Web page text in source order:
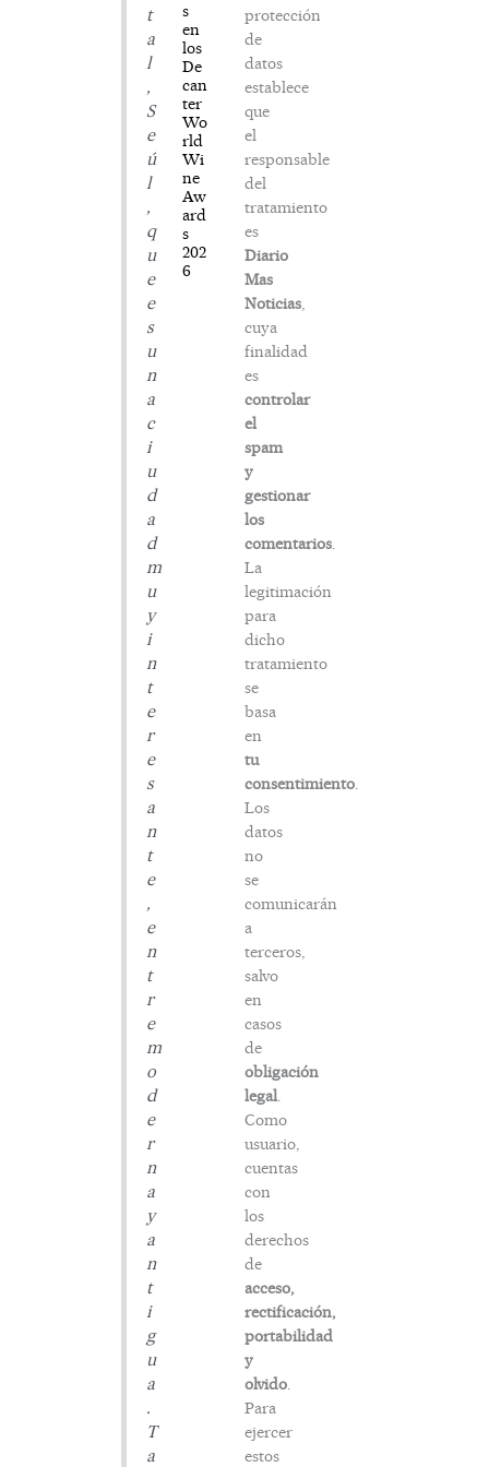
t
a
l
,
S
e
ú
l
,
q
u
e
e
s
u
n
a
c
i
u
d
a
d
m
u
y
i
n
t
e
r
e
s
a
n
t
e
,
e
n
t
r
e
m
o
d
e
r
n
a
y
a
n
t
i
g
u
a
.
T
a
s
en
los
De
can
ter
Wo
rld
Wi
ne
Aw
ard
s
202
6
protección
de
datos
establece
que
el
responsable
del
tratamiento
es
Diario
Mas
Noticias,
cuya
finalidad
es
controlar
el
spam
y
gestionar
los
comentarios.
La
legitimación
para
dicho
tratamiento
se
basa
en
tu
consentimiento.
Los
datos
no
se
comunicarán
a
terceros,
salvo
en
casos
de
obligación
legal.
Como
usuario,
cuentas
con
los
derechos
de
acceso,
rectificación,
portabilidad
y
olvido.
Para
ejercer
estos